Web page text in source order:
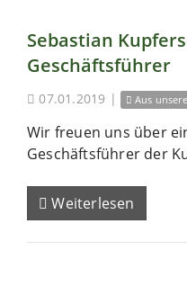
Sebastian
Geschäftsführer
07.01.2019 | Aus
Wir freuen uns über
Geschäftsführer der
Weiterlesen